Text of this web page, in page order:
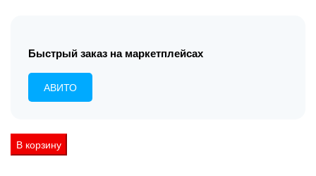
Быстрый заказ на маркетплейсах
АВИТО
Количество
товара
В корзину